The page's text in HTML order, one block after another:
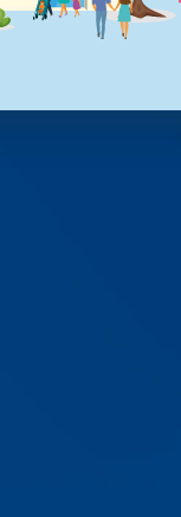
odber
údajov